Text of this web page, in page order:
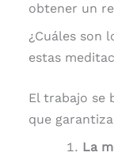
obtener un
¿Cuáles son
estas
El trabajo se
que
La